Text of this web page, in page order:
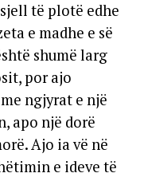
të plotë edhe
e madhe e së
shumë larg
por ajo
ngjyrat e një
apo një dorë
Ajo ia vë në
e ideve të